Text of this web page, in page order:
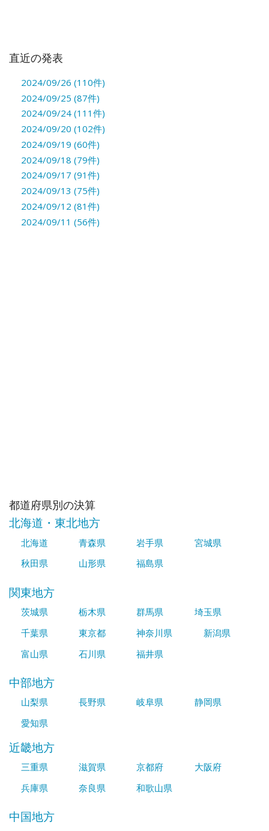
直近の発表
2024/09/26 (110件)
2024/09/25 (87件)
2024/09/24 (111件)
2024/09/20 (102件)
2024/09/19 (60件)
2024/09/18 (79件)
2024/09/17 (91件)
2024/09/13 (75件)
2024/09/12 (81件)
2024/09/11 (56件)
都道府県別の決算
北海道・東北地方
北海道 青森県 岩手県
宮城県
秋田県
山形県 福島県
関東地方
茨城県 栃木県 群馬県
埼玉県
千葉県
東京都 神奈川県
新潟県
富山県
石川県 福井県
中部地方
山梨県 長野県 岐阜県
静岡県
愛知県
近畿地方
三重県 滋賀県 京都府
大阪府
兵庫県
奈良県 和歌山県
中国地方